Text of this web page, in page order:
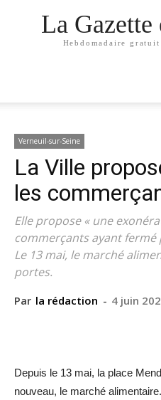
La Gazette
Hebdomadaire
Verneuil-sur-Seine
La Ville
les
Elle propose « une
commerçants ayant
Le 13 mai, le marché
portes.
Par la rédaction - 4 juin
Depuis le 13 mai, la place
nouveau, le marché